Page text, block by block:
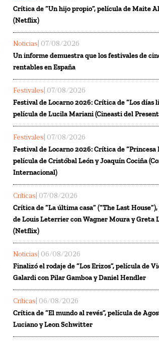
Crítica de “Un hijo propio”, película de Maite
(Netflix)
Noticias | 07/08/2026
Un informe demuestra que los festivales de
rentables en España
Festivales | 07/08/2026
Festival de Locarno 2026: Crítica de “Los días
película de Lucila Mariani (Cineasti del
Festivales | 07/08/2026
Festival de Locarno 2026: Crítica de “Princesa
película de Cristóbal León y Joaquín Cociña
Internacional)
Críticas | 07/08/2026
Crítica de “La última casa” (“The Last
de Louis Leterrier con Wagner Moura y Greta
(Netflix)
Noticias | 06/08/2026
Finalizó el rodaje de “Los Erizos”, película de
Galardi con Pilar Gamboa y Daniel Hendler
Críticas | 06/08/2026
Crítica de “El mundo al revés”, película de
Luciano y Leon Schwitter